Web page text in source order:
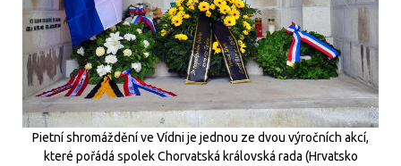
Pietní shromáždění ve Vídni je jednou ze dvou výročních akcí,
které pořádá spolek Chorvatská královská rada (Hrvatsko